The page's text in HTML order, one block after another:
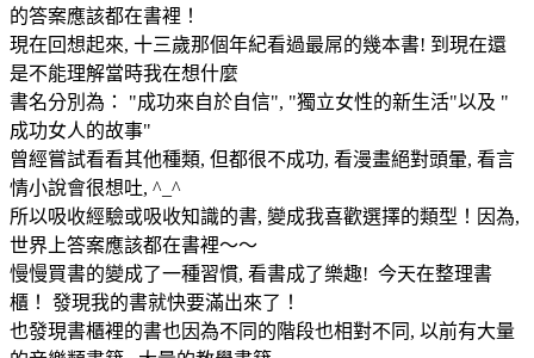
的答案應該都在書裡！
現在回想起來, 十三歲那個年紀看過最屌的幾本書! 到現在還
是不能理解當時我在想什麼
書名分別為： "成功來自於自信", "獨立女性的新生活"以及 "
成功女人的故事"
曾經嘗試看看其他種類, 但都很不成功, 看漫畫絕對頭暈, 看言
情小說會很想吐, ^_^
所以吸收經驗或吸收知識的書, 變成我喜歡選擇的類型！因為,
世界上答案應該都在書裡～～
慢慢買書的變成了一種習慣, 看書成了樂趣! 今天在整理書
櫃！ 發現我的書就快要滿出來了！
也發現書櫃裡的書也因為不同的階段也相對不同, 以前有大量